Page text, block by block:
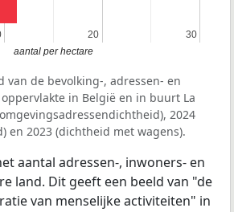
20
20 30
30
aantal per hectare
van de bevolking-, adressen- en
in België en in buurt La
2024
en 2023 (dichtheid met wagens).
aantal adressen-, inwoners- en
land. Dit geeft een beeld van "de
van menselijke activiteiten" in